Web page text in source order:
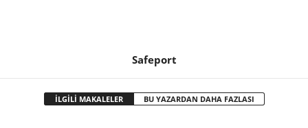
Safeport
İLGİLİ MAKALELER BU YAZARDAN DAHA FAZLASI